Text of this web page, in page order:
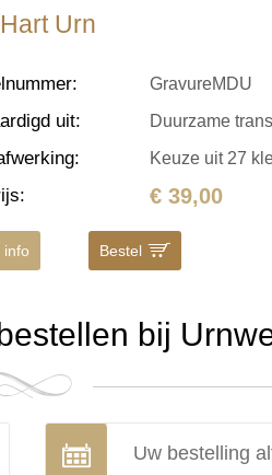
Urn
: GravureMDU
uit: Duurzame
: Keuze uit 27
: € 39,00
info Bestel
bij
Uw bestelling